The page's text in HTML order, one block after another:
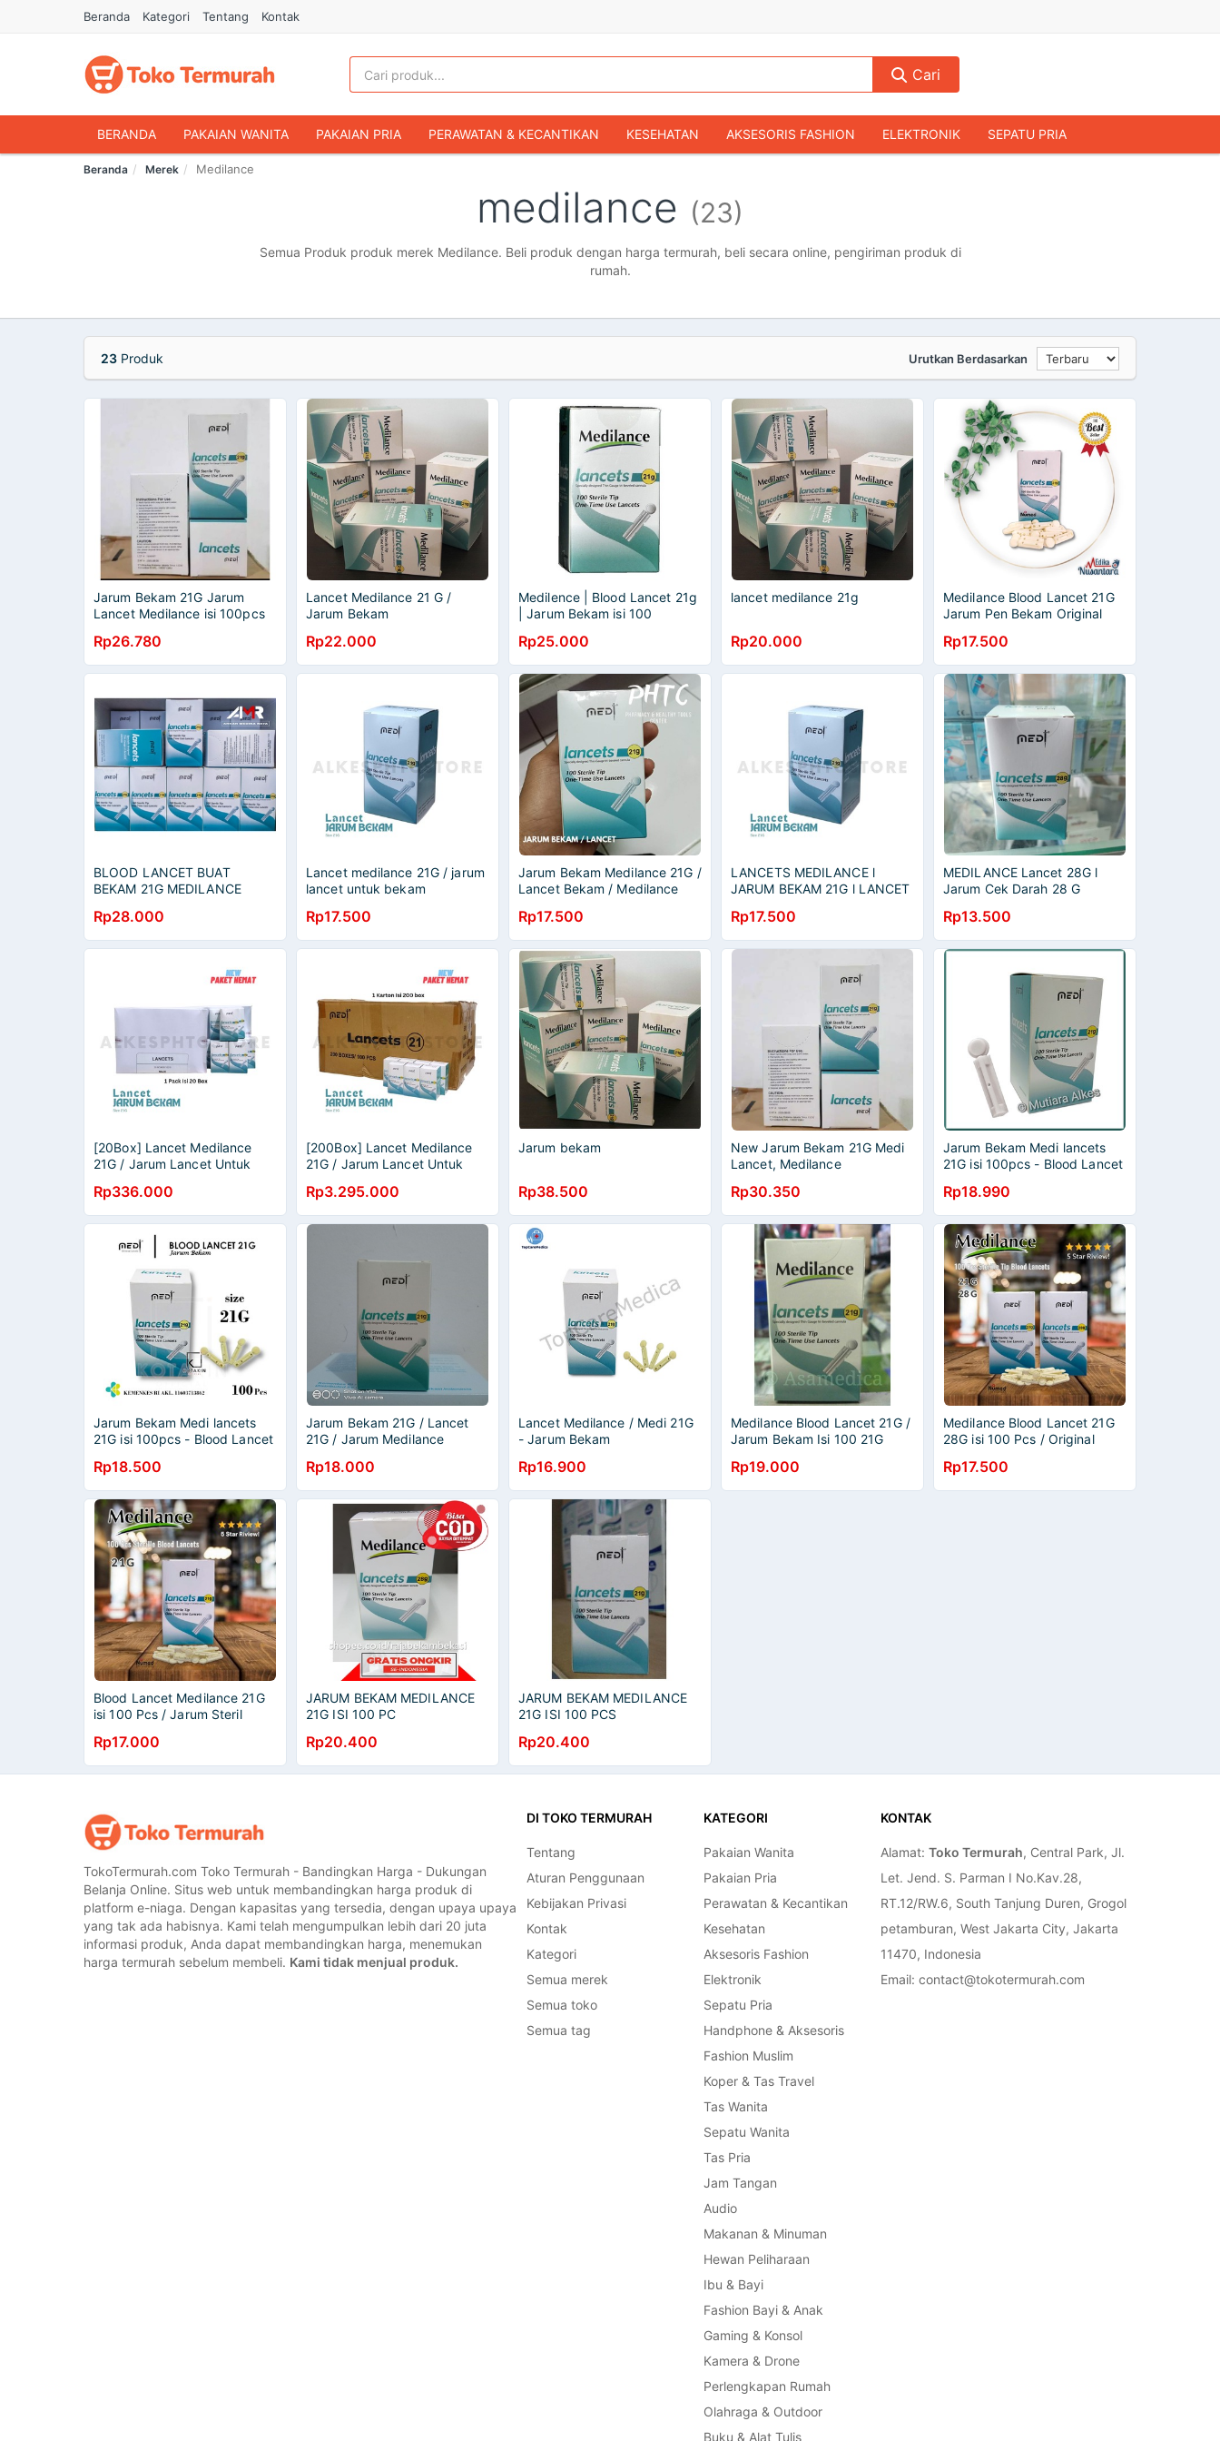
Beranda Kategori Tentang Kontak
Cari
BERANDA PAKAIAN WANITA PAKAIAN PRIA PERAWATAN & KECANTIKAN KESEHATAN AKSESORIS FASHION ELEKTRONIK SEPATU PRIA
HANDPHONE & AKSESORIS
IBU & BAYI FASHION BAYI & ANAK GAMING & KONSOL
BUKU & ALAT TULIS HOBI & KOLEKSI MOBIL SEPEDA MOTOR BUKU & MAJALAH KOMPUTER & AKSESORIS
Beranda Merek Medilance
medilance (23)
Semua Produk produk merek Medilance. Beli produk dengan harga termurah, beli secara online, pengiriman produk di
rumah.
23 Produk Urutkan Berdasarkan
Jarum Bekam 21G Jarum
Lancet Medilance isi 100pcs
Rp26.780
Lancet Medilance 21 G /
Jarum Bekam
Rp22.000
Medilence | Blood Lancet 21g
| Jarum Bekam isi 100
Rp25.000
lancet medilance 21g
Rp20.000
Medilance Blood Lancet 21G
Jarum Pen Bekam Original
Rp17.500
BLOOD LANCET BUAT
BEKAM 21G MEDILANCE
Rp28.000
Lancet medilance 21G / jarum
lancet untuk bekam
Rp17.500
Jarum Bekam Medilance 21G /
Lancet Bekam / Medilance
Rp17.500
LANCETS MEDILANCE l
JARUM BEKAM 21G l LANCET
Rp17.500
MEDILANCE Lancet 28G l
Jarum Cek Darah 28 G
Rp13.500
[20Box] Lancet Medilance
21G / Jarum Lancet Untuk
Rp336.000
[200Box] Lancet Medilance
21G / Jarum Lancet Untuk
Rp3.295.000
Jarum bekam
Rp38.500
New Jarum Bekam 21G Medi
Lancet, Medilance
Rp30.350
Jarum Bekam Medi lancets
21G isi 100pcs - Blood Lancet
Rp18.990
Jarum Bekam Medi lancets
21G isi 100pcs - Blood Lancet
Rp18.500
Jarum Bekam 21G / Lancet
21G / Jarum Medilance
Rp18.000
Lancet Medilance / Medi 21G
- Jarum Bekam
Rp16.900
Medilance Blood Lancet 21G /
Jarum Bekam Isi 100 21G
Rp19.000
Medilance Blood Lancet 21G
28G isi 100 Pcs / Original
Rp17.500
Blood Lancet Medilance 21G
isi 100 Pcs / Jarum Steril
Darah Medilance 21 G
Rp17.000
JARUM BEKAM MEDILANCE
21G ISI 100 PC
Rp20.400
JARUM BEKAM MEDILANCE
21G ISI 100 PCS
Rp20.400
TokoTermurah.com Toko Termurah - Bandingkan Harga - Dukungan
Belanja Online. Situs web untuk membandingkan harga produk di
platform e-niaga. Dengan kapasitas yang tersedia, dengan upaya upaya
yang tak ada habisnya. Kami telah mengumpulkan lebih dari 20 juta
informasi produk, Anda dapat membandingkan harga, menemukan
harga termurah sebelum membeli. Kami tidak menjual produk.
DI TOKO TERMURAH
Tentang
Aturan Penggunaan
Kebijakan Privasi
Kontak
Kategori
Semua merek
Semua toko
Semua tag
KATEGORI
Pakaian Wanita
Pakaian Pria
Perawatan & Kecantikan
Kesehatan
Aksesoris Fashion
Elektronik
Sepatu Pria
Handphone & Aksesoris
Fashion Muslim
Koper & Tas Travel
Tas Wanita
Sepatu Wanita
Tas Pria
Jam Tangan
Audio
Makanan & Minuman
Hewan Peliharaan
Ibu & Bayi
Fashion Bayi & Anak
Gaming & Konsol
Kamera & Drone
Perlengkapan Rumah
Olahraga & Outdoor
Buku & Alat Tulis
KONTAK
Alamat: Toko Termurah, Central Park, Jl.
Let. Jend. S. Parman I No.Kav.28,
RT.12/RW.6, South Tanjung Duren, Grogol
petamburan, West Jakarta City, Jakarta
11470, Indonesia
Email: contact@tokotermurah.com